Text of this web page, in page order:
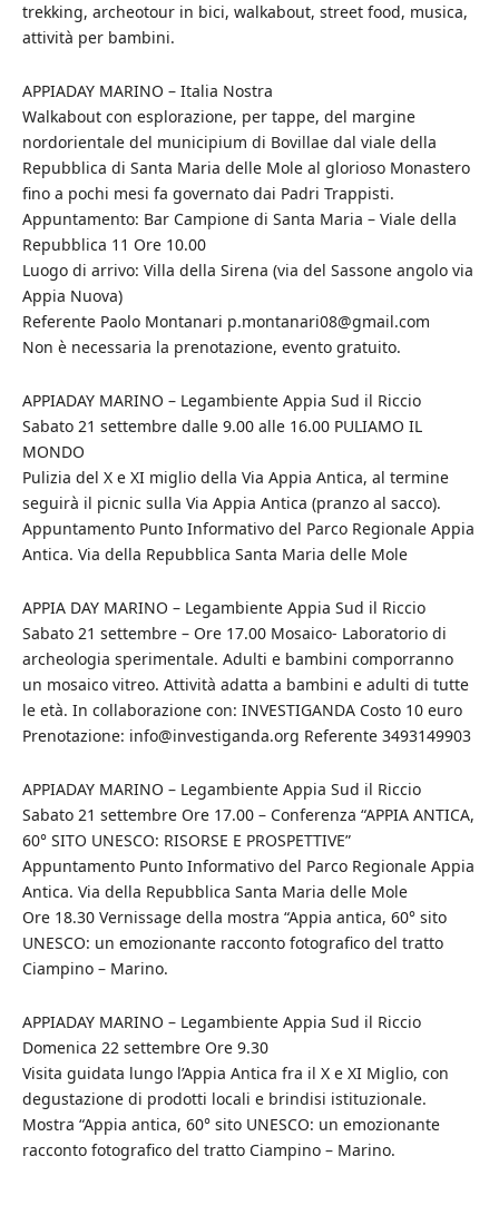
trekking, archeotour in bici, walkabout, street food, musica,
attività per bambini.
APPIADAY MARINO – Italia Nostra
Walkabout con esplorazione, per tappe, del margine
nordorientale del municipium di Bovillae dal viale della
Repubblica di Santa Maria delle Mole al glorioso Monastero
fino a pochi mesi fa governato dai Padri Trappisti.
Appuntamento: Bar Campione di Santa Maria – Viale della
Repubblica 11 Ore 10.00
Luogo di arrivo: Villa della Sirena (via del Sassone angolo via
Appia Nuova)
Referente Paolo Montanari p.montanari08@gmail.com
Non è necessaria la prenotazione, evento gratuito.
APPIADAY MARINO – Legambiente Appia Sud il Riccio
Sabato 21 settembre dalle 9.00 alle 16.00 PULIAMO IL
MONDO
Pulizia del X e XI miglio della Via Appia Antica, al termine
seguirà il picnic sulla Via Appia Antica (pranzo al sacco).
Appuntamento Punto Informativo del Parco Regionale Appia
Antica. Via della Repubblica Santa Maria delle Mole
APPIA DAY MARINO – Legambiente Appia Sud il Riccio
Sabato 21 settembre – Ore 17.00 Mosaico- Laboratorio di
archeologia sperimentale. Adulti e bambini comporranno
un mosaico vitreo. Attività adatta a bambini e adulti di tutte
le età. In collaborazione con: INVESTIGANDA Costo 10 euro
Prenotazione: info@investiganda.org Referente 3493149903
APPIADAY MARINO – Legambiente Appia Sud il Riccio
Sabato 21 settembre Ore 17.00 – Conferenza “APPIA ANTICA,
60° SITO UNESCO: RISORSE E PROSPETTIVE”
Appuntamento Punto Informativo del Parco Regionale Appia
Antica. Via della Repubblica Santa Maria delle Mole
Ore 18.30 Vernissage della mostra “Appia antica, 60° sito
UNESCO: un emozionante racconto fotografico del tratto
Ciampino – Marino.
APPIADAY MARINO – Legambiente Appia Sud il Riccio
Domenica 22 settembre Ore 9.30
Visita guidata lungo l’Appia Antica fra il X e XI Miglio, con
degustazione di prodotti locali e brindisi istituzionale.
Mostra “Appia antica, 60° sito UNESCO: un emozionante
racconto fotografico del tratto Ciampino – Marino.